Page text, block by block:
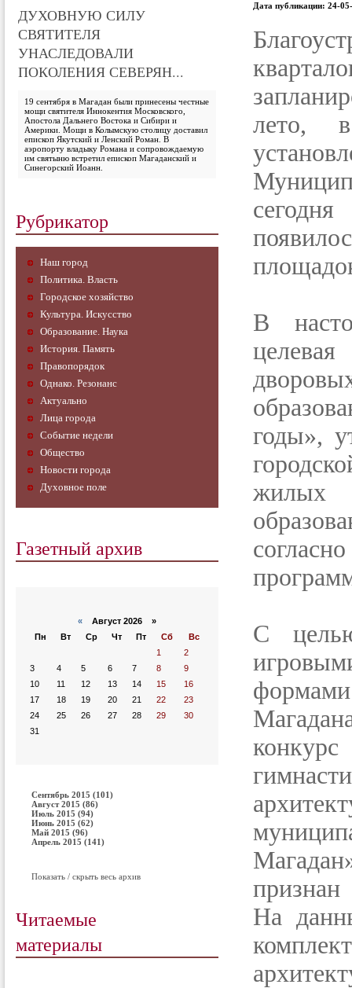
ДУХОВНУЮ СИЛУ
СВЯТИТЕЛЯ
УНАСЛЕДОВАЛИ
ПОКОЛЕНИЯ СЕВЕРЯН...
19 сентября в Магадан были принесены честные
мощи святителя Иннокентия Московского,
Апостола Дальнего Востока и Сибири и
Америки. Мощи в Колымскую столицу доставил
епископ Якутский и Ленский Роман. В
аэропорту владыку Романа и сопровождаемую
им святыню встретил епископ Магаданский и
Синегорский Иоанн.
Рубрикатор
Наш город
Политика. Власть
Городское хозяйство
Культура. Искусство
Образование. Наука
История. Память
Правопорядок
Однако. Резонанс
Актуально
Лица города
Событие недели
Общество
Новости города
Духовное поле
Газетный архив
« Август 2026 »
Пн
Вт Ср Чт Пт Сб
Вс
1
2
3
4 5 6 7 8
9
10
11 12 13 14 15
16
17
18 19 20 21 22
23
24
25 26 27 28 29
30
31
Сентябрь 2015 (101)
Август 2015 (86)
Июль 2015 (94)
Июнь 2015 (62)
Май 2015 (96)
Апрель 2015 (141)
Показать / скрыть весь архив
Читаемые
материалы
Дата публикации: 24-
лето,
В
годы»,
жилых
С
На